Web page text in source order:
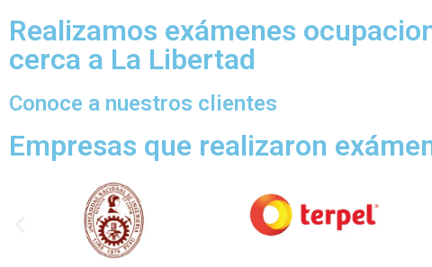
Realizamos exámenes
cerca a La Libertad
Conoce a nuestros clientes
Empresas que realizaron